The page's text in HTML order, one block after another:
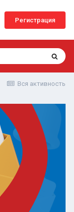
Регистрация
Вся активность